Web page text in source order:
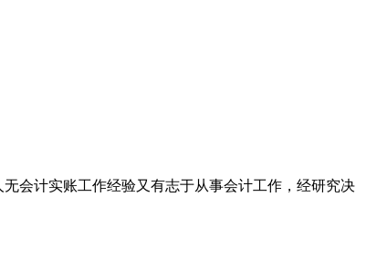
会计实账工作经验又有志于从事会计工作，经研究决